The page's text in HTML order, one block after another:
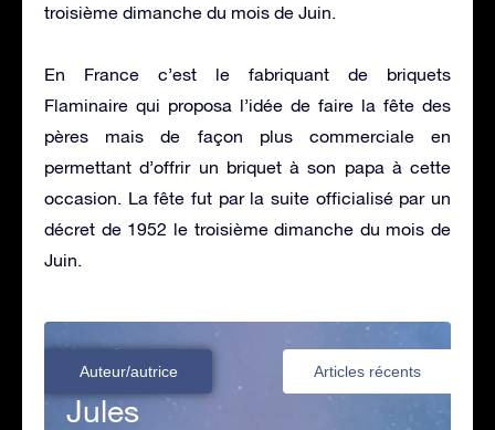
troisième dimanche du mois de Juin.
En France c’est le fabriquant de briquets
Flaminaire qui proposa l’idée de faire la fête des
pères mais de façon plus commerciale en
permettant d’offrir un briquet à son papa à cette
occasion. La fête fut par la suite officialisé par un
décret de 1952 le troisième dimanche du mois de
Juin.
Auteur/autrice Articles récents
Jules